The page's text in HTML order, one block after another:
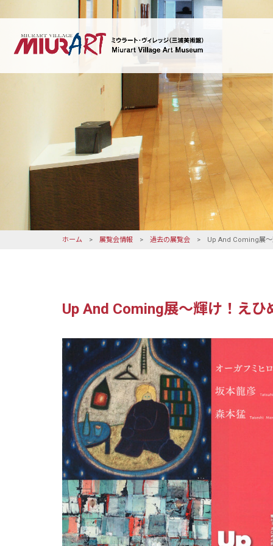
ホーム > 展覧会情報 > 過去の展覧会 > Up And Coming展～
Up And Coming展～輝け！えひ